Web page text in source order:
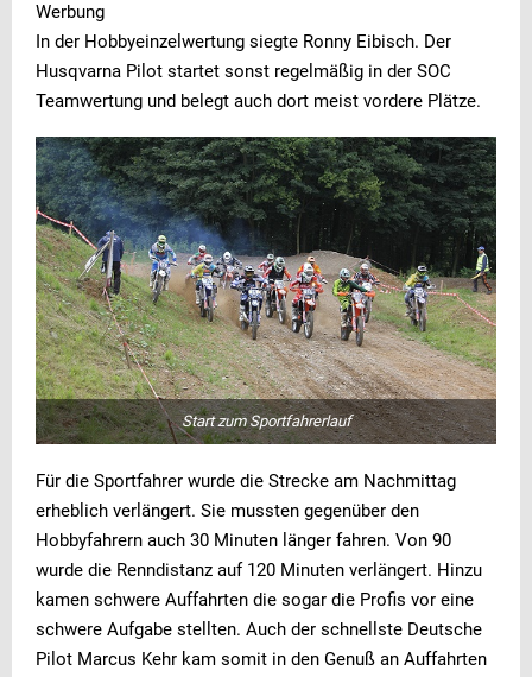
Werbung
In der Hobbyeinzelwertung siegte Ronny Eibisch. Der
Husqvarna Pilot startet sonst regelmäßig in der SOC
Teamwertung und belegt auch dort meist vordere Plätze.
Start zum Sportfahrerlauf
Für die Sportfahrer wurde die Strecke am Nachmittag
erheblich verlängert. Sie mussten gegenüber den
Hobbyfahrern auch 30 Minuten länger fahren. Von 90
wurde die Renndistanz auf 120 Minuten verlängert. Hinzu
kamen schwere Auffahrten die sogar die Profis vor eine
schwere Aufgabe stellten. Auch der schnellste Deutsche
Pilot Marcus Kehr kam somit in den Genuß an Auffahrten